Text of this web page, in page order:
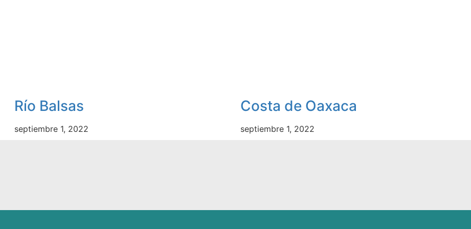
Río Balsas
septiembre 1, 2022
Costa de Oaxaca
septiembre 1, 2022